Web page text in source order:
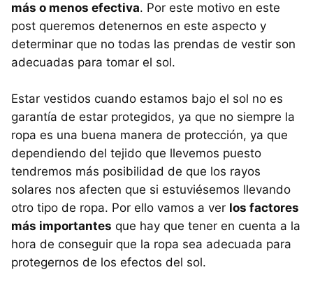
más o menos efectiva. Por este motivo en este
post queremos detenernos en este aspecto y
determinar que no todas las prendas de vestir son
adecuadas para tomar el sol.
Estar vestidos cuando estamos bajo el sol no es
garantía de estar protegidos, ya que no siempre la
ropa es una buena manera de protección, ya que
dependiendo del tejido que llevemos puesto
tendremos más posibilidad de que los rayos
solares nos afecten que si estuviésemos llevando
otro tipo de ropa. Por ello vamos a ver los factores
más importantes que hay que tener en cuenta a la
hora de conseguir que la ropa sea adecuada para
protegernos de los efectos del sol.